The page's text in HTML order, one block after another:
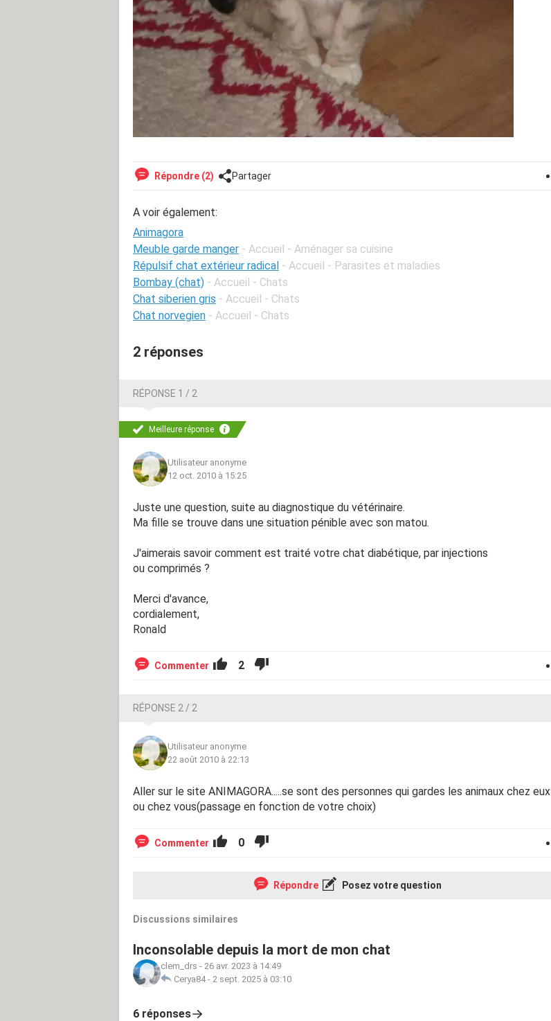
Répondre (2) Partager
A voir également:
Animagora
Meuble garde manger - Accueil - Aménager sa cuisine
Répulsif chat extérieur radical - Accueil - Parasites et maladies
Bombay (chat) - Accueil - Chats
Chat siberien gris - Accueil - Chats
Chat norvegien - Accueil - Chats
2 réponses
RÉPONSE 1 / 2
Meilleure réponse
Utilisateur anonyme
12 oct. 2010 à 15:25
Juste une question, suite au diagnostique du vétérinaire.
Ma fille se trouve dans une situation pénible avec son matou.
J'aimerais savoir comment est traité votre chat diabétique, par injections
ou comprimés ?
Merci d'avance,
cordialement,
Ronald
Commenter 2
RÉPONSE 2 / 2
Utilisateur anonyme
22 août 2010 à 22:13
Aller sur le site ANIMAGORA.....se sont des personnes qui gardes les animaux chez eux
ou chez vous(passage en fonction de votre choix)
Commenter 0
Répondre Posez votre question
Discussions similaires
Inconsolable depuis la mort de mon chat
clem_drs - 26 avr. 2023 à 14:49
Cerya84- 2 sept. 2025 à 03:10
6 réponses